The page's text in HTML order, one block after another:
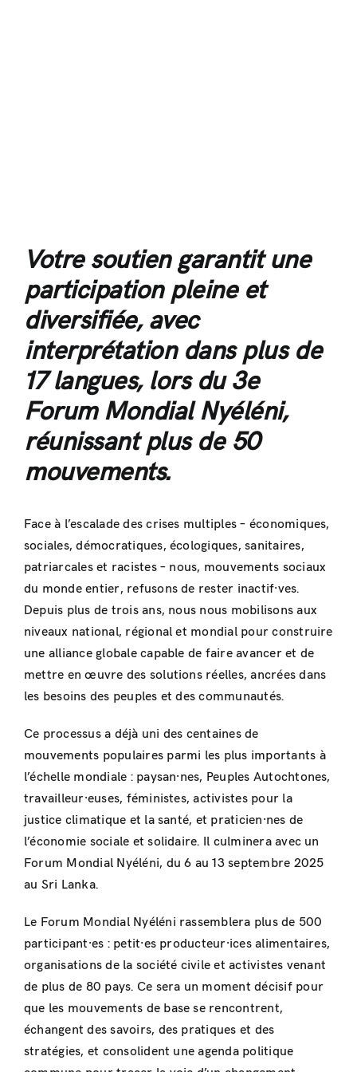
Votre soutien garantit une
participation pleine et
diversifiée, avec
interprétation dans plus de
17 langues, lors du 3e
Forum Mondial Nyéléni,
réunissant plus de 50
mouvements.
Face à l’escalade des crises multiples – économiques,
sociales, démocratiques, écologiques, sanitaires,
patriarcales et racistes – nous, mouvements sociaux
du monde entier, refusons de rester inactif·ves.
Depuis plus de trois ans, nous nous mobilisons aux
niveaux national, régional et mondial pour construire
une alliance globale capable de faire avancer et de
mettre en œuvre des solutions réelles, ancrées dans
les besoins des peuples et des communautés.
Ce processus a déjà uni des centaines de
mouvements populaires parmi les plus importants à
l’échelle mondiale : paysan·nes, Peuples Autochtones,
travailleur·euses, féministes, activistes pour la
justice climatique et la santé, et praticien·nes de
l’économie sociale et solidaire. Il culminera avec un
Forum Mondial Nyéléni, du 6 au 13 septembre 2025
au Sri Lanka.
Le Forum Mondial Nyéléni rassemblera plus de 500
participant·es : petit·es producteur·ices alimentaires,
organisations de la société civile et activistes venant
de plus de 80 pays. Ce sera un moment décisif pour
que les mouvements de base se rencontrent,
échangent des savoirs, des pratiques et des
stratégies, et consolident une agenda politique